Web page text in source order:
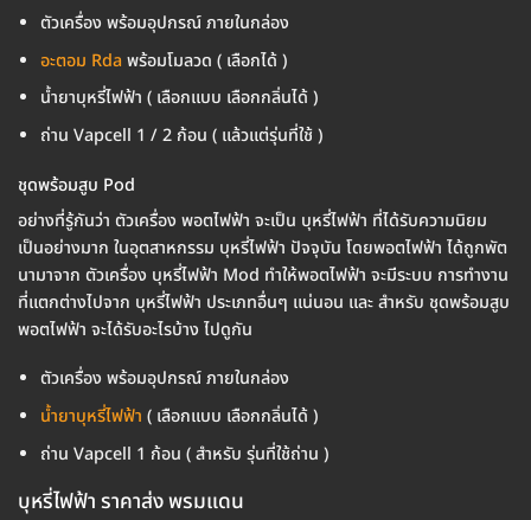
ตัวเครื่อง พร้อมอุปกรณ์ ภายในกล่อง
อะตอม Rda พร้อมโมลวด ( เลือกได้ )
น้ำยาบุหรี่ไฟฟ้า ( เลือกแบบ เลือกกลิ่นได้ )
ถ่าน Vapcell 1 / 2 ก้อน ( แล้วแต่รุ่นที่ใช้ )
ชุดพร้อมสูบ Pod
อย่างที่รู้กันว่า ตัวเครื่อง พอตไฟฟ้า จะเป็น บุหรี่ไฟฟ้า ที่ได้รับความนิยม
เป็นอย่างมาก ในอุตสาหกรรม บุหรี่ไฟฟ้า ปัจจุบัน โดยพอตไฟฟ้า ได้ถูกพัต
นามาจาก ตัวเครื่อง บุหรี่ไฟฟ้า Mod ทำให้พอตไฟฟ้า จะมีระบบ การทำงาน
ที่แตกต่างไปจาก บุหรี่ไฟฟ้า ประเภทอื่นๆ แน่นอน และ สำหรับ ชุดพร้อมสูบ
พอตไฟฟ้า จะได้รับอะไรบ้าง ไปดูกัน
ตัวเครื่อง พร้อมอุปกรณ์ ภายในกล่อง
น้ำยาบุหรี่ไฟฟ้า ( เลือกแบบ เลือกกลิ่นได้ )
ถ่าน Vapcell 1 ก้อน ( สำหรับ รุ่นที่ใช้ถ่าน )
บุหรี่ไฟฟ้า ราคาส่ง พรมแดน